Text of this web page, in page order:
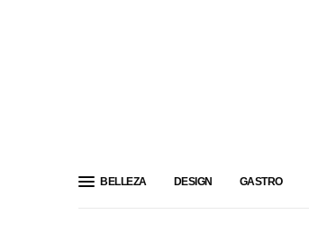
BELLEZA DESIGN GASTRO